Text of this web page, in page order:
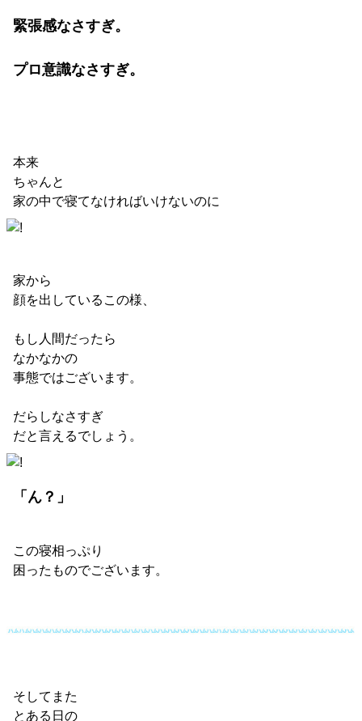
緊張感なさすぎ。
プロ意識なさすぎ。
本来
ちゃんと
家の中で寝てなければいけないのに
家から
顔を出しているこの様、
もし人間だったら
なかなかの
事態ではございます。
だらしなさすぎ
だと言えるでしょう。
「ん？」
この寝相っぷり
困ったものでございます。
そしてまた
とある日の